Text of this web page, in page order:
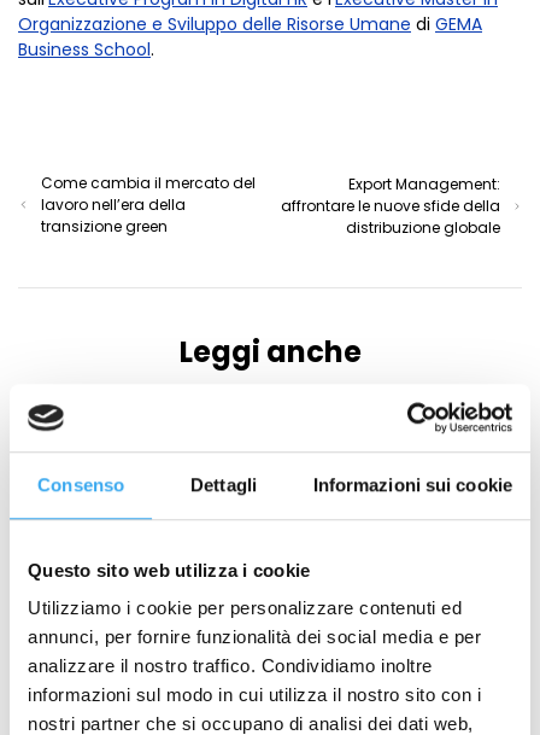
Consenso Dettagli Informazioni sui cookie
Questo sito web utilizza i cookie
Utilizziamo i cookie per personalizzare contenuti ed
annunci, per fornire funzionalità dei social media e per
analizzare il nostro traffico. Condividiamo inoltre
informazioni sul modo in cui utilizza il nostro sito con i
nostri partner che si occupano di analisi dei dati web,
Organizzazione e Sviluppo delle Risorse Umane di GEMA
Business School.
Come cambia il mercato del
lavoro nell’era della
transizione green
Export Management:
affrontare le nuove sfide della
distribuzione globale
Leggi anche